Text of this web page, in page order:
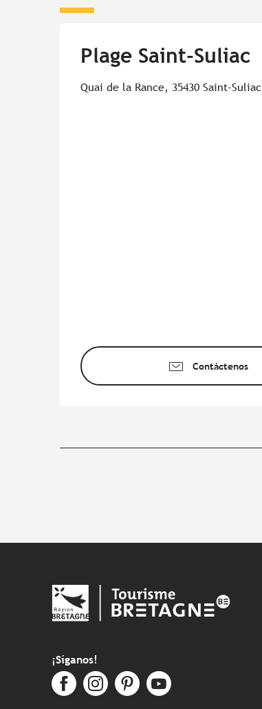
Plage Saint-Suliac
Quai de la Rance, 35430 Saint-Suliac
Contáctenos
¡Síganos!